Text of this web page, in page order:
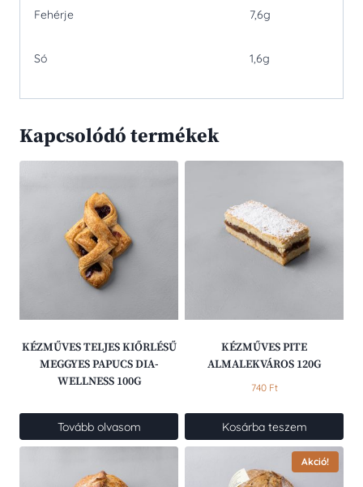
Fehérje 7,6g
Só 1,6g
Kapcsolódó termékek
KÉZMŰVES TELJES KIŐRLÉSŰ
MEGGYES PAPUCS DIA-
WELLNESS 100G
Tovább olvasom
KÉZMŰVES PITE
ALMALEKVÁROS 120G
740 Ft
Kosárba teszem
Akció!